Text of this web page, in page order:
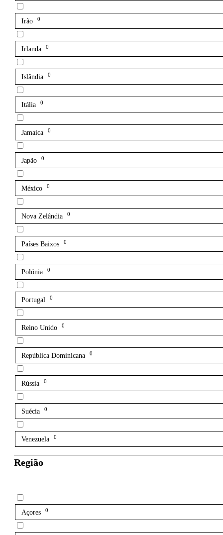
Irão 0
Irlanda 0
Islândia 0
Itália 0
Jamaica 0
Japão 0
México 0
Nova Zelândia 0
Países Baixos 0
Polónia 0
Portugal 0
Reino Unido 0
República Dominicana 0
Rússia 0
Suécia 0
Venezuela 0
Região
Açores 0